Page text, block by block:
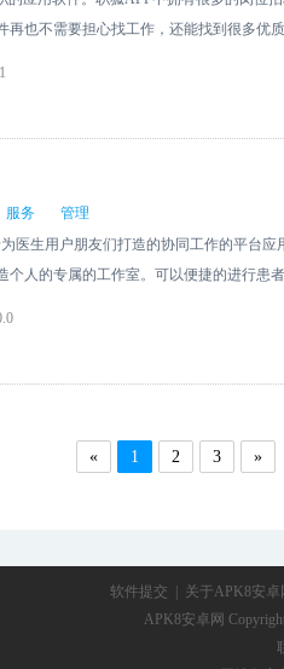
再也不需要担心找工作，还能找到很多优
服务
管理
医生用户朋友们打造的协同工作的平台应
个人的专属的工作室。可以便捷的进行患
间的联系，提升了工作的便捷度。
« 1 2 3 »
软件提交 关于APK8安卓
APK8安卓网